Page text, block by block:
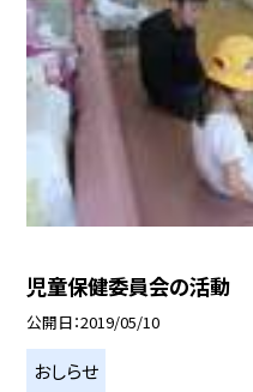
児童保健委員会の活動
公開日 2019/05/10
おしらせ